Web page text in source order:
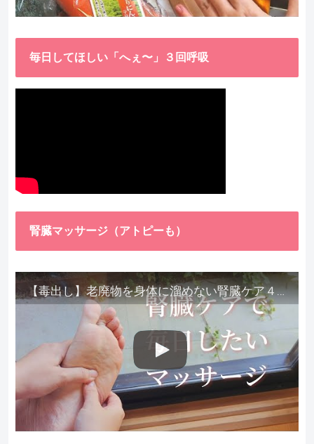
毎日してほしい「へぇ〜」３回呼吸
腎臓マッサージ（アトピーも）
【毒出し】老廃物を身体に溜めない腎臓ケア４種をご紹介します。